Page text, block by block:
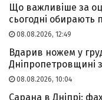
Що важливіше за
сьогодні обирають
08.08.2026, 12:49
Вдарив ножем у
Дніпропетровщині
08.08.2026, 10:04
Сарана в Дніпрі: